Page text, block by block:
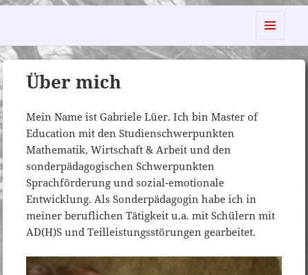
MENÜ
UND
Über mich
Mein Name ist Gabriele Lüer. Ich bin Master of
Education mit den Studienschwerpunkten
Mathematik, Wirtschaft & Arbeit und den
sonderpädagogischen Schwerpunkten
Sprachförderung und sozial-emotionale
Entwicklung. Als Sonderpädagogin habe ich in
meiner beruflichen Tätigkeit u.a. mit Schülern mit
AD(H)S und Teilleistungsstörungen gearbeitet.